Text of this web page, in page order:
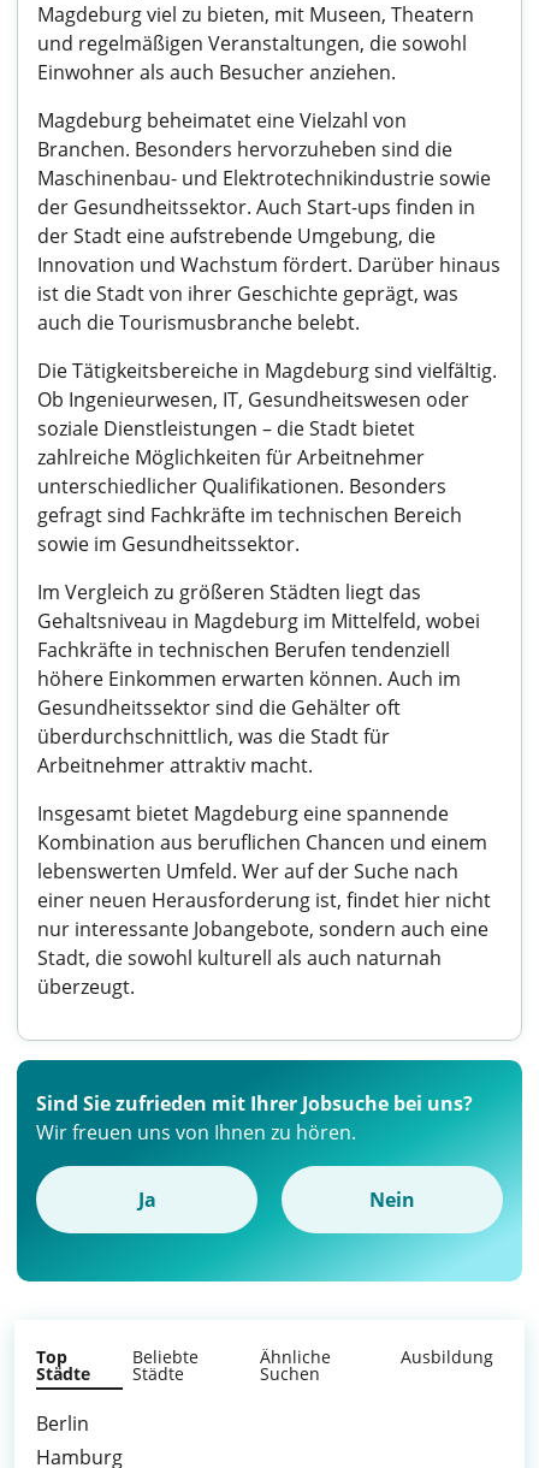
Magdeburg viel zu bieten, mit Museen, Theatern
und regelmäßigen Veranstaltungen, die sowohl
Einwohner als auch Besucher anziehen.
Magdeburg beheimatet eine Vielzahl von
Branchen. Besonders hervorzuheben sind die
Maschinenbau- und Elektrotechnikindustrie sowie
der Gesundheitssektor. Auch Start-ups finden in
der Stadt eine aufstrebende Umgebung, die
Innovation und Wachstum fördert. Darüber hinaus
ist die Stadt von ihrer Geschichte geprägt, was
auch die Tourismusbranche belebt.
Die Tätigkeitsbereiche in Magdeburg sind vielfältig.
Ob Ingenieurwesen, IT, Gesundheitswesen oder
soziale Dienstleistungen – die Stadt bietet
zahlreiche Möglichkeiten für Arbeitnehmer
unterschiedlicher Qualifikationen. Besonders
gefragt sind Fachkräfte im technischen Bereich
sowie im Gesundheitssektor.
Im Vergleich zu größeren Städten liegt das
Gehaltsniveau in Magdeburg im Mittelfeld, wobei
Fachkräfte in technischen Berufen tendenziell
höhere Einkommen erwarten können. Auch im
Gesundheitssektor sind die Gehälter oft
überdurchschnittlich, was die Stadt für
Arbeitnehmer attraktiv macht.
Insgesamt bietet Magdeburg eine spannende
Kombination aus beruflichen Chancen und einem
lebenswerten Umfeld. Wer auf der Suche nach
einer neuen Herausforderung ist, findet hier nicht
nur interessante Jobangebote, sondern auch eine
Stadt, die sowohl kulturell als auch naturnah
überzeugt.
Sind Sie zufrieden mit Ihrer Jobsuche bei uns?
Wir freuen uns von Ihnen zu hören.
Ja Nein
Top
Städte
Beliebte
Städte
Ähnliche
Suchen
Ausbildung
Berlin
Hamburg